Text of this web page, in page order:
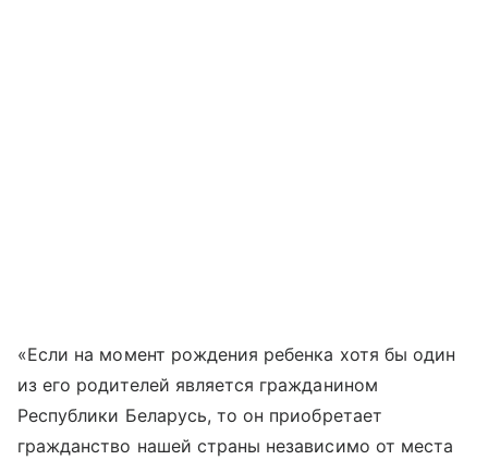
«Если на момент рождения ребенка хотя бы один
из его родителей является гражданином
Республики Беларусь, то он приобретает
гражданство нашей страны независимо от места